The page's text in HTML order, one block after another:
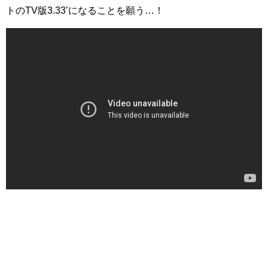
トのTV版3.33’になることを願う…！